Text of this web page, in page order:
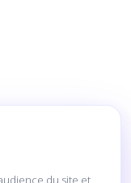
du site et